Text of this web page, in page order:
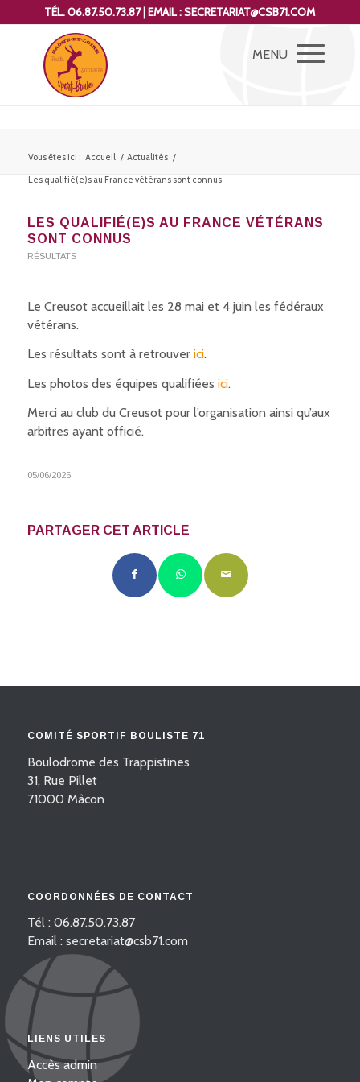
TÉL. 06.87.50.73.87 | EMAIL : SECRETARIAT@CSB71.COM
Vous êtes ici : Accueil / Actualités /
Les qualifié(e)s au France vétérans sont connus
LES QUALIFIÉ(E)S AU FRANCE VÉTÉRANS
SONT CONNUS
RÉSULTATS
Le Creusot accueillait les 28 mai et 4 juin les fédéraux
vétérans.
Les résultats sont à retrouver ici.
Les photos des équipes qualifiées ici.
Merci au club du Creusot pour l’organisation ainsi qu’aux
arbitres ayant officié.
05/06/2026
PARTAGER CET ARTICLE
COMITÉ SPORTIF BOULISTE 71
Boulodrome des Trappistines
31, Rue Pillet
71000 Mâcon
COORDONNÉES DE CONTACT
Tél : 06.87.50.73.87
Email : secretariat@csb71.com
LIENS UTILES
Accès admin